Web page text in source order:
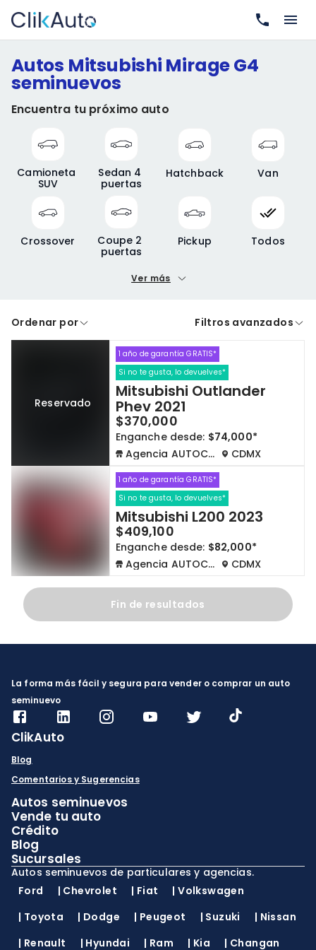
Autos Mitsubishi Mirage G4
seminuevos
Encuentra tu próximo auto
Camioneta
SUV
Sedan 4
puertas
Hatchback Van
Crossover
Coupe 2
puertas
Pickup Todos
Precio máximo
A crédito De contado
Cdmx y Edo Mex Querétaro
Con garantía Negociar precio
Borrar todo Ver autos
Ver más
Ordenar por Filtros avanzados
Reservado
1 año de garantía GRATIS*
Si no te gusta, lo devuelves*
Mitsubishi Outlander
Phev 2021
$370,000
Enganche desde: $74,000*
Agencia AUTOCOM
CDMX
1 año de garantía GRATIS*
Si no te gusta, lo devuelves*
Mitsubishi L200 2023
$409,100
Enganche desde: $82,000*
Agencia AUTOCOM
CDMX
Fin de resultados
La forma más fácil y segura para vender o comprar un auto
seminuevo
ClikAuto
Blog
Comentarios y Sugerencias
Autos seminuevos
Vende tu auto
Crédito
Blog
Sucursales
Autos seminuevos de particulares y agencias.
Ford
| Chevrolet | Fiat |Volkswagen
| Toyota | Dodge | Peugeot | Suzuki | Nissan
| Renault | Hyundai | Ram | Kia | Changan